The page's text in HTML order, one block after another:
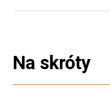
Na skróty